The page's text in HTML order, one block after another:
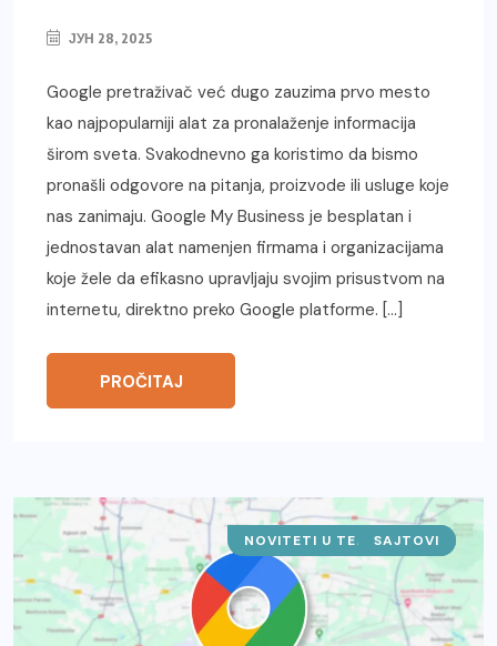
ЈУН 28, 2025
Google pretraživač već dugo zauzima prvo mesto
kao najpopularniji alat za pronalaženje informacija
širom sveta. Svakodnevno ga koristimo da bismo
pronašli odgovore na pitanja, proizvode ili usluge koje
nas zanimaju. Google My Business je besplatan i
jednostavan alat namenjen firmama i organizacijama
koje žele da efikasno upravljaju svojim prisustvom na
internetu, direktno preko Google platforme. […]
PROČITAJ
NOVITETI U TEHNOLOGIJI
SAJTOVI